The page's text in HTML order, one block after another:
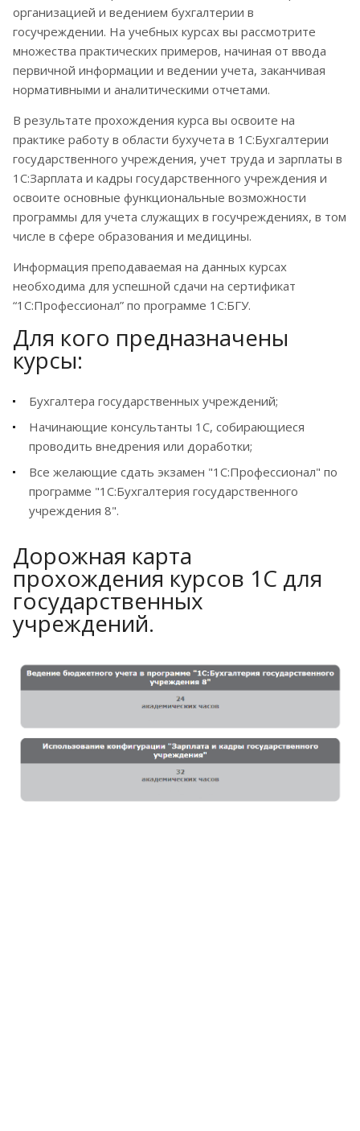
организацией и ведением бухгалтерии в
госучреждении. На учебных курсах вы рассмотрите
множества практических примеров, начиная от ввода
первичной информации и ведении учета, заканчивая
нормативными и аналитическими отчетами.
В результате прохождения курса вы освоите на
практике работу в области бухучета в 1С:Бухгалтерии
государственного учреждения, учет труда и зарплаты в
1С:Зарплата и кадры государственного учреждения и
освоите основные функциональные возможности
программы для учета служащих в госучреждениях, в том
числе в сфере образования и медицины.
Информация преподаваемая на данных курсах
необходима для успешной сдачи на сертификат
“1С:Профессионал” по программе 1С:БГУ.
Для кого предназначены
курсы:
Бухгалтера государственных учреждений;
Начинающие консультанты 1С, собирающиеся
проводить внедрения или доработки;
Все желающие сдать экзамен "1С:Профессионал" по
программе "1С:Бухгалтерия государственного
учреждения 8".
Дорожная карта
прохождения курсов 1С для
государственных
учреждений.